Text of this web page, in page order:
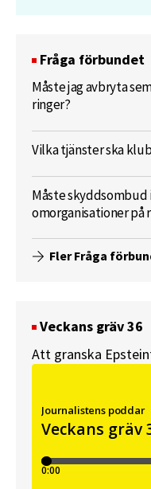
Fråga förbundet
Måste jag avbryta
ringer?
Vilka tjänster ska
Måste skyddsombud
omorganisationer på
Fler Fråga
Veckans gräv 36
Att granska